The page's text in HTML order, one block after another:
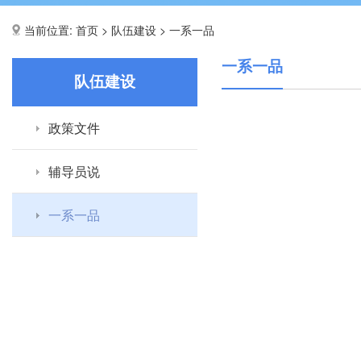
当前位置: 首页 > 队伍建设 > 一系一品
队伍建设
政策文件
辅导员说
一系一品
一系一品